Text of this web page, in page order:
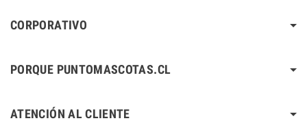
CORPORATIVO
PORQUE PUNTOMASCOTAS.CL
ATENCIÓN AL CLIENTE